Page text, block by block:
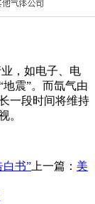
，如电子、电
地震”。而氙气由
一段时间将维持
。
白书” 上一篇： 美